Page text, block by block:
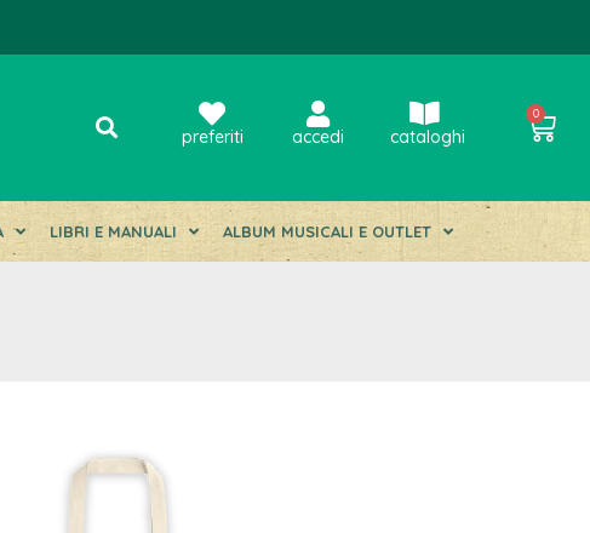
preferiti accedi cataloghi
0
LIBRI E MANUALI ALBUM MUSICALI E OUTLET